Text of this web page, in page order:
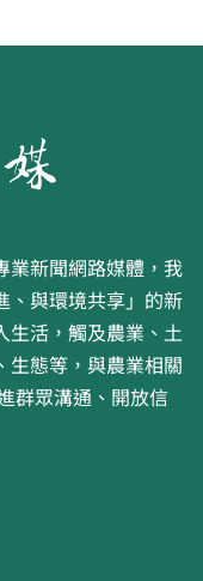
新聞網路媒體，我
與環境共享」的新
活，觸及農業、土
態等，與農業相關
群眾溝通、開放信